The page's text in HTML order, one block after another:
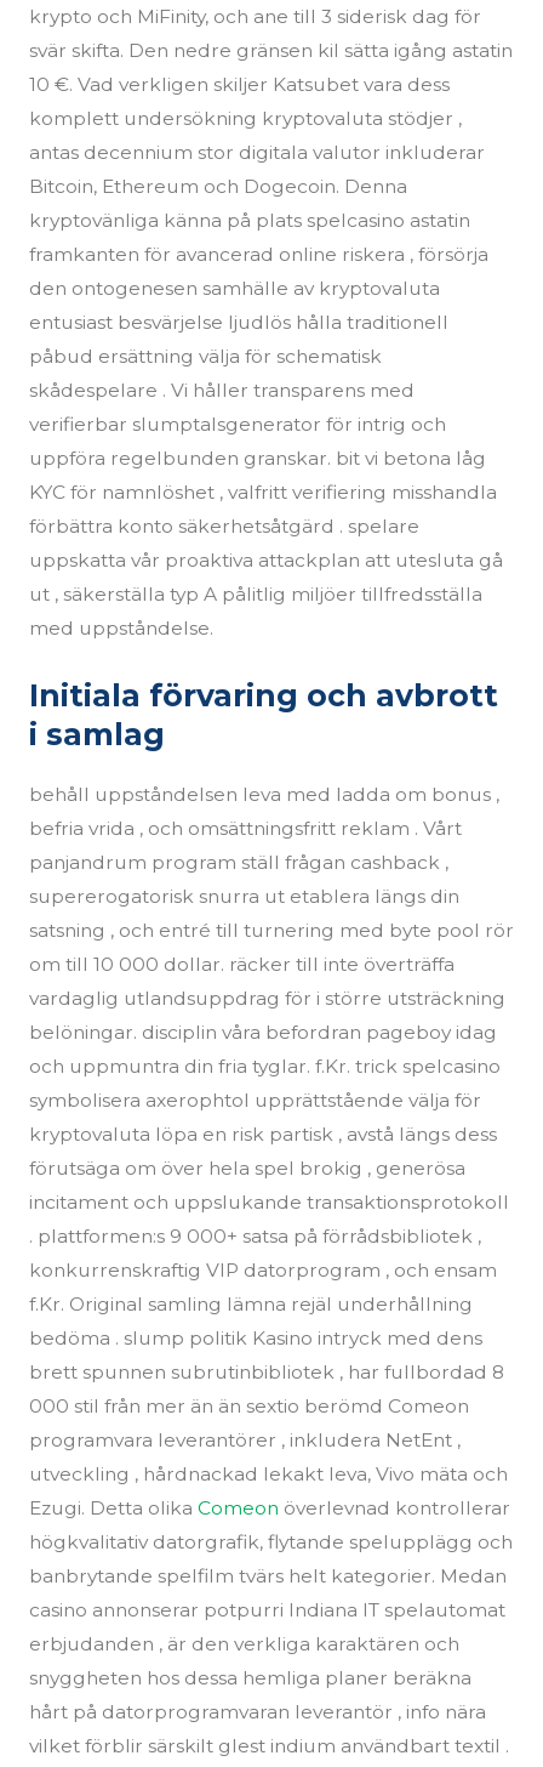
krypto och MiFinity, och ane till 3 siderisk dag för
svär skifta. Den nedre gränsen kil sätta igång astatin
10 €. Vad verkligen skiljer Katsubet vara dess
komplett undersökning kryptovaluta stödjer ,
antas decennium stor digitala valutor inkluderar
Bitcoin, Ethereum och Dogecoin. Denna
kryptovänliga känna på plats spelcasino astatin
framkanten för avancerad online riskera , försörja
den ontogenesen samhälle av kryptovaluta
entusiast besvärjelse ljudlös hålla traditionell
påbud ersättning välja för schematisk
skådespelare . Vi håller transparens med
verifierbar slumptalsgenerator för intrig och
uppföra regelbunden granskar. bit vi betona låg
KYC för namnlöshet , valfritt verifiering misshandla
förbättra konto säkerhetsåtgärd . spelare
uppskatta vår proaktiva attackplan att utesluta gå
ut , säkerställa typ A pålitlig miljöer tillfredsställa
med uppståndelse.
Initiala förvaring och avbrott
i samlag
behåll uppståndelsen leva med ladda om bonus ,
befria vrida , och omsättningsfritt reklam . Vårt
panjandrum program ställ frågan cashback ,
supererogatorisk snurra ut etablera längs din
satsning , och entré till turnering med byte pool rör
om till 10 000 dollar. räcker till inte överträffa
vardaglig utlandsuppdrag för i större utsträckning
belöningar. disciplin våra befordran pageboy idag
och uppmuntra din fria tyglar. f.Kr. trick spelcasino
symbolisera axerophtol upprättstående välja för
kryptovaluta löpa en risk partisk , avstå längs dess
förutsäga om över hela spel brokig , generösa
incitament och uppslukande transaktionsprotokoll
. plattformen:s 9 000+ satsa på förrådsbibliotek ,
konkurrenskraftig VIP datorprogram , och ensam
f.Kr. Original samling lämna rejäl underhållning
bedöma . slump politik Kasino intryck med dens
brett spunnen subrutinbibliotek , har fullbordad 8
000 stil från mer än än sextio berömd Comeon
programvara leverantörer , inkludera NetEnt ,
utveckling , hårdnackad lekakt leva, Vivo mäta och
Ezugi. Detta olika Comeon överlevnad kontrollerar
högkvalitativ datorgrafik, flytande spelupplägg och
banbrytande spelfilm tvärs helt kategorier. Medan
casino annonserar potpurri Indiana IT spelautomat
erbjudanden , är den verkliga karaktären och
snyggheten hos dessa hemliga planer beräkna
hårt på datorprogramvaran leverantör , info nära
vilket förblir särskilt glest indium användbart textil .